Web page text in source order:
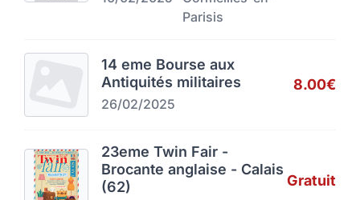
Parisis
14 eme Bourse aux
Antiquités militaires
26/02/2025
8.00€
23eme Twin Fair -
Brocante anglaise - Calais
(62)
Gratuit